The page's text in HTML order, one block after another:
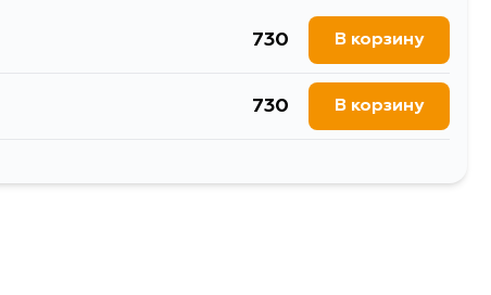
730 В корзину
730 В корзину